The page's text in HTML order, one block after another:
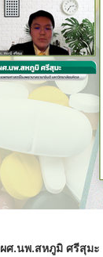
ผศ.นพ.สหภูมิ ศรีสุมะ